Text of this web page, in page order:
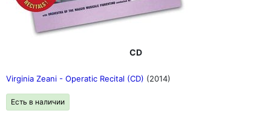
CD
Virginia Zeani - Operatic Recital (CD) (2014)
Есть в наличии